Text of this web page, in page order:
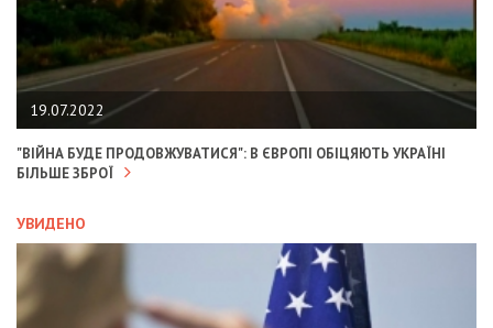
19.07.2022
"ВІЙНА БУДЕ ПРОДОВЖУВАТИСЯ": В ЄВРОПІ ОБІЦЯЮТЬ УКРАЇНІ
БІЛЬШЕ ЗБРОЇ
УВИДЕНО